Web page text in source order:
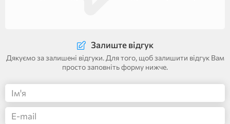
Залиште відгук
Дякуємо за залишені відгуки. Для того, щоб залишити відгук Вам
просто заповніть форму нижче.